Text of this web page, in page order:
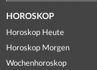
HOROSKOP
Horoskop Heute
Horoskop Morgen
Wochenhoroskop